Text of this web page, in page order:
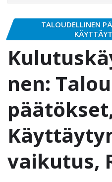
TALOUDELLINEN
nen:
vaikutus,